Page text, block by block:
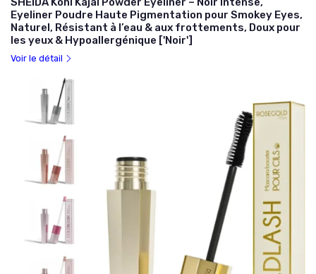
Eyeliner Poudre Haute Pigmentation pour Smokey Eyes,
Naturel, Résistant à l’eau & aux frottements, Doux pour
les yeux & Hypoallergénique ['Noir']
Voir le détail